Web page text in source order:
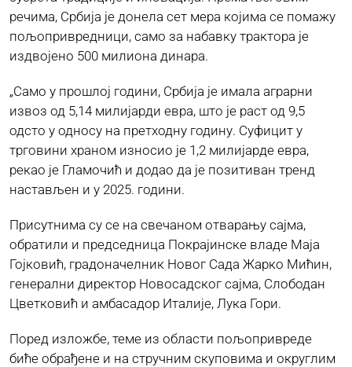
речима, Србија је донела сет мера којима се помажу
пољопривредници, само за набавку трактора је
издвојено 500 милиона динара.
„Само у прошлој години, Србија је имала аграрни
извоз од 5,14 милијарди евра, што је раст од 9,5
одсто у односу на претходну годину. Суфицит у
трговини храном износио је 1,2 милијарде евра,
рекао је Гламочић и додао да је позитиван тренд
настављен и у 2025. години.
Присутнима су се на свечаном отварању сајма,
обратили и председница Покрајинске владе Маја
Гојковић, градоначелник Новог Сада Жарко Мићин,
генерални директор Новосадског сајма, Слободан
Цветковић и амбасадор Италије, Лука Гори.
Поред изложбе, теме из области пољопривреде
биће обрађене и на стручним скуповима и округлим